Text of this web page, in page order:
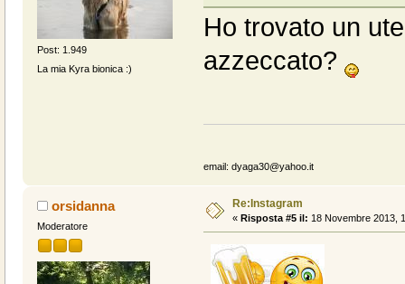
Post: 1.949
La mia Kyra bionica :)
Ho trovato un
azzeccato?
email: dyaga30@yahoo.it
orsidanna
Moderatore
Re:Instagram
« Risposta #5 il: 18 Novembre 2013,